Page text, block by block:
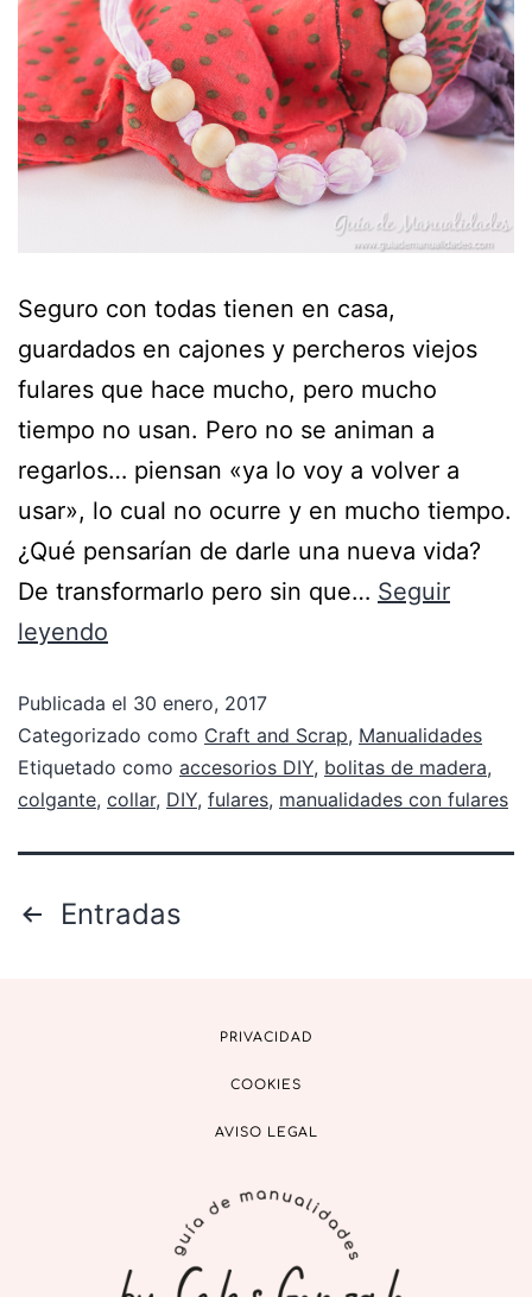
Seguro con todas tienen en casa,
guardados en cajones y percheros viejos
fulares que hace mucho, pero mucho
tiempo no usan. Pero no se animan a
regarlos… piensan «ya lo voy a volver a
usar», lo cual no ocurre y en mucho tiempo.
¿Qué pensarían de darle una nueva vida?
De transformarlo pero sin que… Seguir
leyendo
Publicada el 30 enero, 2017
Categorizado como Craft and Scrap, Manualidades
Etiquetado como accesorios DIY, bolitas de madera,
colgante, collar, DIY, fulares, manualidades con fulares
Entradas
PRIVACIDAD
COOKIES
AVISO LEGAL